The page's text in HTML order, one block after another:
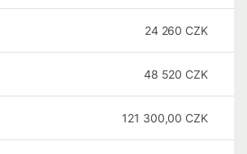
24 260 CZK
48 520 CZK
121 300,00 CZK